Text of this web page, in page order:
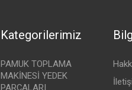
Kategorilerimiz
PAMUK TOPLAMA
MAKİNESİ YEDEK
PARÇALARI